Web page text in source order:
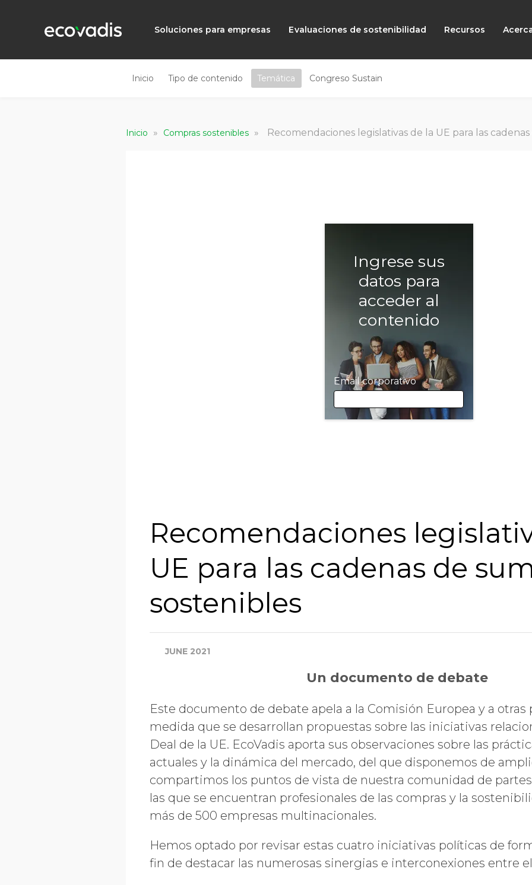
Soluciones para empresas Evaluaciones de sostenibilidad Recursos
Inicio Tipo de contenido Temática Congreso Sustain
Inicio » Compras sostenibles » Recomendaciones legislativas de la UE para las
Ingrese sus
datos para
acceder al
contenido
Email corporativo
Apellidos
País
ACEPTO RECIBIR MÁS
ECOVADIS
Recomendaciones
UE para las cadenas de
sostenibles
JUNE 2021
Un documento de debate
Este documento de debate apela a la Comisión Europea y a otras
medida que se desarrollan propuestas sobre las iniciativas
Deal de la UE. EcoVadis aporta sus observaciones sobre las
actuales y la dinámica del mercado, del que disponemos de
compartimos los puntos de vista de nuestra comunidad de
las que se encuentran profesionales de las compras y la
más de 500 empresas multinacionales.
Hemos optado por revisar estas cuatro iniciativas políticas de
fin de destacar las numerosas sinergias e interconexiones entre